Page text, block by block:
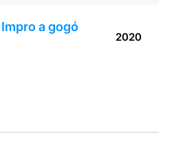
a gogó
2020